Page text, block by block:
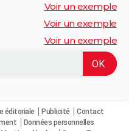
Voir un exemple
Voir un exemple
Voir un exemple
éditoriale Publicité
Contact
Données personnelles